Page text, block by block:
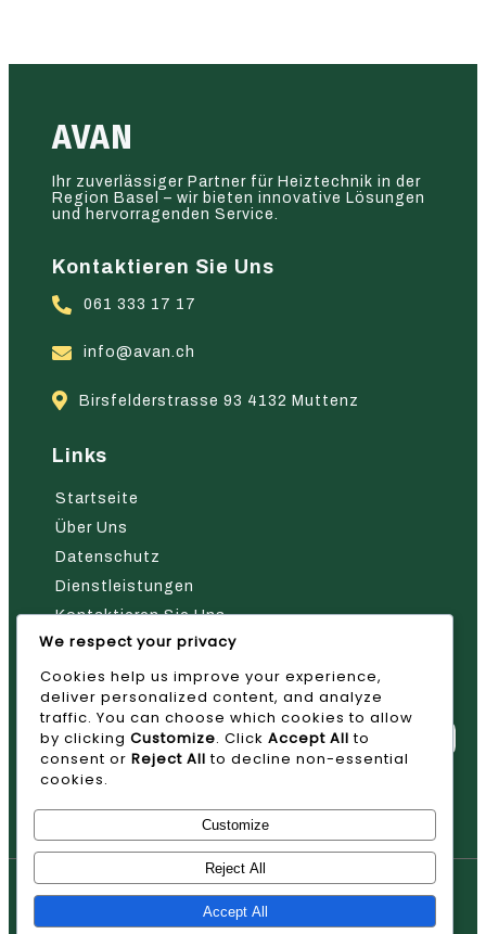
AVAN
Ihr zuverlässiger Partner für Heiztechnik in der
Region Basel – wir bieten innovative Lösungen
und hervorragenden Service.
Kontaktieren Sie Uns
061 333 17 17
info@avan.ch
Birsfelderstrasse 93 4132 Muttenz
Links
Startseite
Über Uns
Datenschutz
Dienstleistungen
Kontaktieren Sie Uns
Nehmen Sie Kontakt Mit Uns Auf
© 2026 AVAN
We respect your privacy
Cookies help us improve your experience,
deliver personalized content, and analyze
traffic. You can choose which cookies to allow
by clicking Customize. Click Accept All to
consent or Reject All to decline non-essential
cookies.
Customize
Reject All
Accept All